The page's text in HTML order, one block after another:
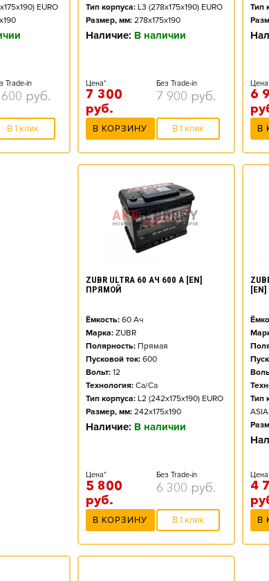
EURO
Trade-in
руб.
В 1 клик
Тип корпуса: L3 (278x175x190) EURO
Размер, мм: 278x175x190
Наличие: В наличии
Цена*
7 300
руб.
Без Trade-in
7 900 руб.
В КОРЗИНУ В 1 клик
Тип
6
В
ZUBR ULTRA 60 АЧ 600 А [EN]
ПРЯМОЙ
Ёмкость: 60Ач
Марка: ZUBR
Полярность: Прямая
Пусковой ток: 600
Вольт: 12
Технология: Ca/Ca
Тип корпуса: L2 (242x175x190) EURO
Размер, мм: 242x175x190
Наличие: В наличии
Цена*
5 800
руб.
Без Trade-in
6 300 руб.
В КОРЗИНУ В 1 клик
Тип
ASIA
4
В